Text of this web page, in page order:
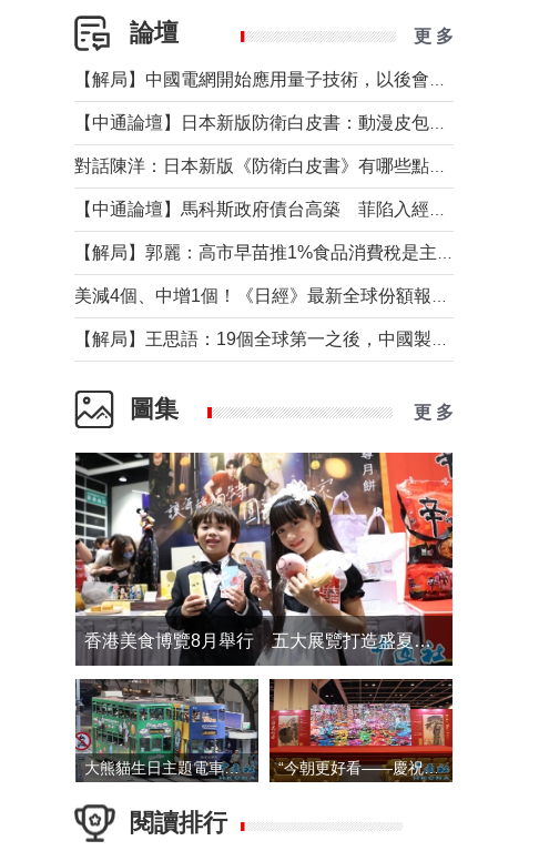
論壇 更 多
圖集 更 多
香港美食博覽8月舉行 五大展覽打造盛夏嘉年華
大熊貓生日主題電車在香港島行駛 “今朝更好看——慶祝中國共產黨成立105周年名家作品展”6日起舉行
閱讀排行